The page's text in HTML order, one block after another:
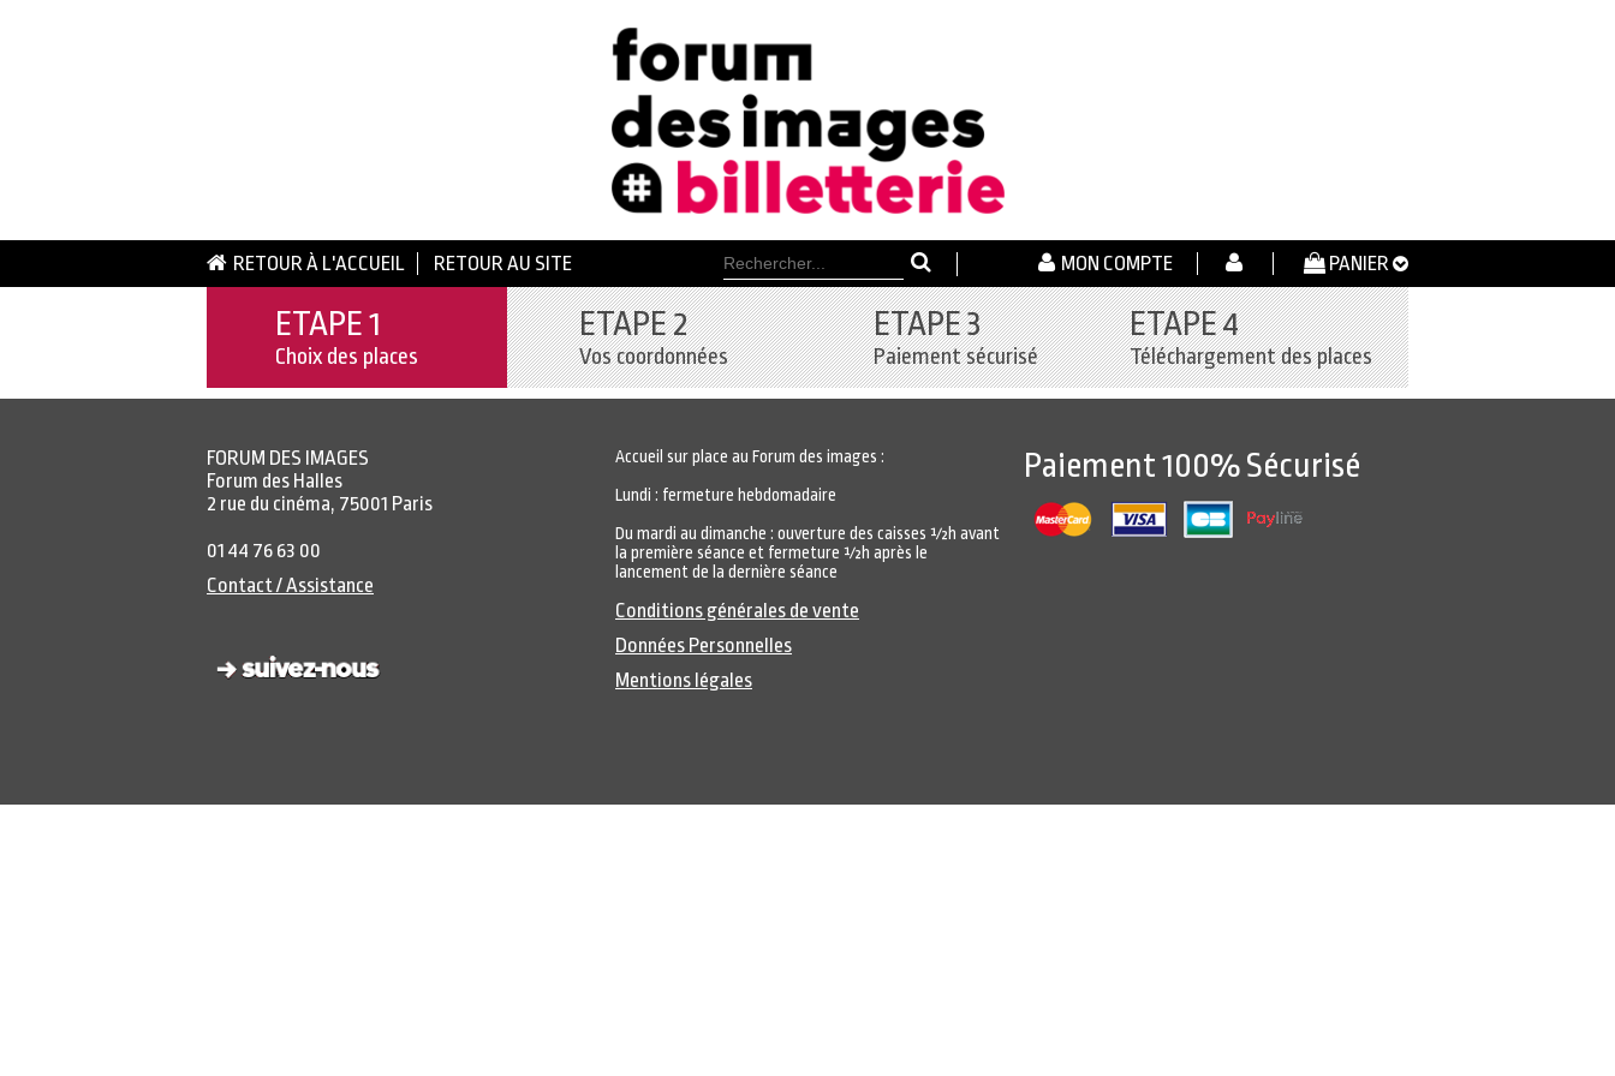
MON COMPTE PANIER
RETOUR À L'ACCUEIL RETOUR AU SITE
ETAPE 1 ETAPE 2 ETAPE 3 ETAPE 4
Choix des places Vos coordonnées Paiement sécurisé Téléchargement des places
FORUM DES IMAGES
Forum des Halles
2 rue du cinéma, 75001 Paris
01 44 76 63 00
Contact / Assistance
Accueil sur place au Forum des images :
Lundi : fermeture hebdomadaire
Du mardi au dimanche : ouverture des caisses ½h avant
la première séance et fermeture ½h après le
lancement de la dernière séance
Conditions générales de vente
Données Personnelles
Mentions légales
Paiement 100% Sécurisé